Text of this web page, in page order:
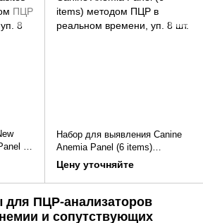
(4
шт.
Набор для выявления Canine
Anemia Panel (6 items)
методом ПЦР в реальном
времени, уп. 8 шт.
Цену уточняйте
для ПЦР-анализаторов
и сопутствующих